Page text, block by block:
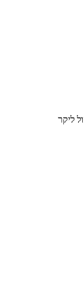
ליקר